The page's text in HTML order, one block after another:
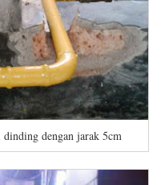
dengan jarak 5cm